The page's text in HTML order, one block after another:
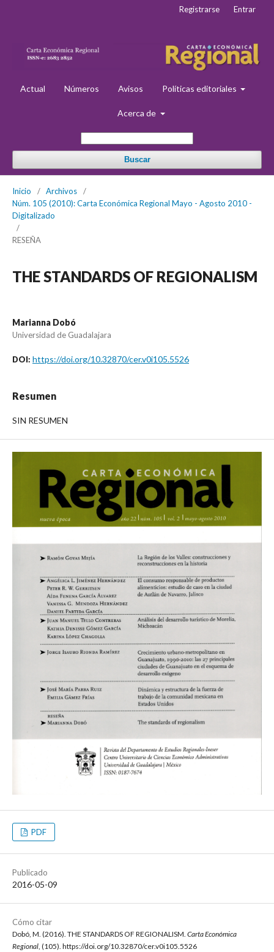
Actual Números Avisos Políticas editoriales
Acerca de
Buscar
Registrarse Entrar
Inicio / Archivos
/
Núm. 105 (2010): Carta Económica Regional Mayo - Agosto 2010 -
Digitalizado
/
RESEÑA
THE STANDARDS OF REGIONALISM
Marianna Dobó
Universidad de Guadalajara
DOI: https://doi.org/10.32870/cer.v0i105.5526
Resumen
SIN RESUMEN
PDF
Publicado
2016-05-09
Cómo citar
Dobó, M. (2016). THE STANDARDS OF REGIONALISM. Carta Económica
Regional, (105). https://doi.org/10.32870/cer.v0i105.5526